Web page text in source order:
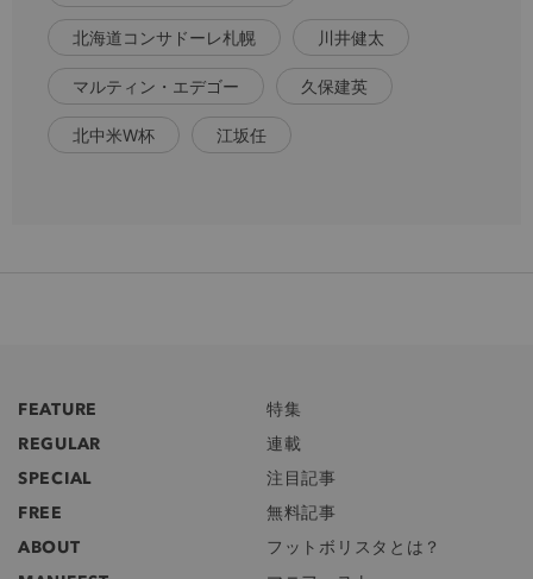
北海道コンサドーレ札幌 川井健太
マルティン・エデゴー 久保建英
北中米W杯 江坂任
FEATURE
特集
REGULAR
連載
SPECIAL
注目記事
FREE
無料記事
ABOUT
フットボリスタとは？